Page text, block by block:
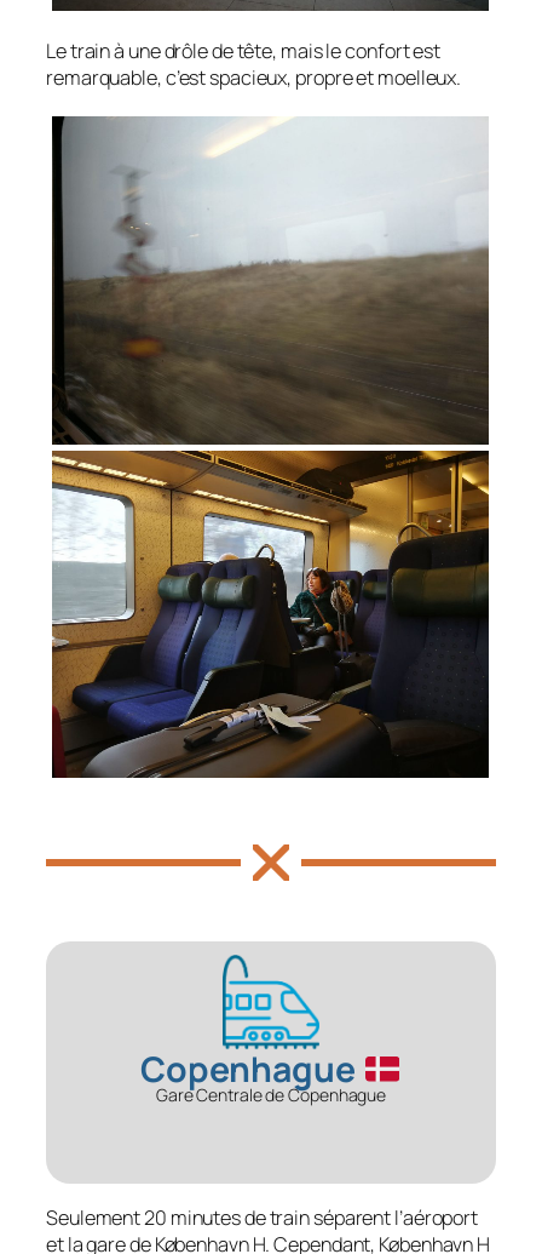
Le train à une drôle de tête, mais le confort est
remarquable, c’est spacieux, propre et moelleux.
Copenhague
Gare Centrale de Copenhague
Seulement 20 minutes de train séparent l’aéroport
et la gare de København H. Cependant, København H